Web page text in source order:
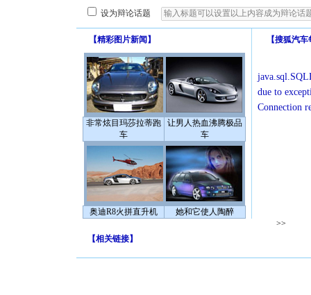
设为辩论话题
【精彩图片新闻 】
非常炫目玛莎拉蒂跑
车
让男人热血沸腾极品
车
奥迪R8火拼直升机 她和它使人陶醉
【搜狐汽车
due to
Connection
>>
【相关链接】